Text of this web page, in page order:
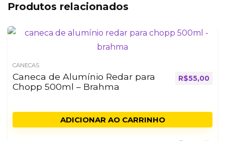
Produtos relacionados
CANECAS
Caneca de Alumínio Redar para
Chopp 500ml – Brahma
R$55,00
ADICIONAR AO CARRINHO